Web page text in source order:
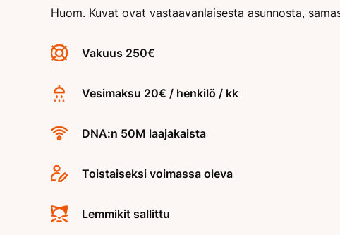
Huom. Kuvat ovat vastaavanlaisesta asunnosta,
Vakuus 250€
Vesimaksu 20€ / henkilö / kk
DNA:n 50M laajakaista
Toistaiseksi voimassa oleva
Lemmikit sallittu